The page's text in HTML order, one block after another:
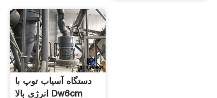
دستگاه آسیاب توپ با
انرژی بالا Dw6cm